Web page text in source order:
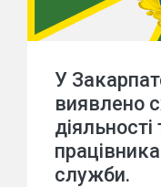
У
виявлено
служби.